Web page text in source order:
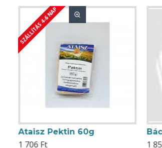
SZÁLLÍTÁS 4-6 NAP
Ataisz Pektin 60g
1 706 Ft 1